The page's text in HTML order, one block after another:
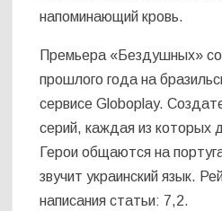
напоминающий кровь.
Премьера «Бездушных»
прошлого года на
сервисе Globoplay.
серий, каждая из которых
Герои общаются на
звучит украинский язык.
написания статьи: 7,2.